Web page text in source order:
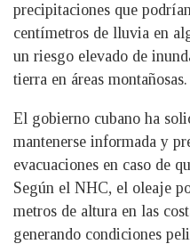
precipitaciones que
centímetros de lluvia en
un riesgo elevado de
tierra en áreas montañosas.
El gobierno cubano ha
mantenerse informada y
evacuaciones en caso de
Según el NHC, el oleaje
metros de altura en las
generando condiciones